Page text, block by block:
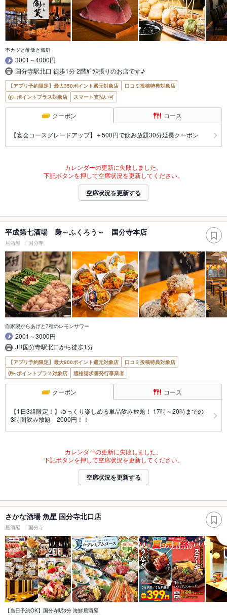
串カツと酢飯と海鮮
3001～4000円
国分寺駅北口 徒歩1分 2階ｶﾞﾗｽ張りのお店です♪
【アプリ予約限定】最大350ポイント還元対象店
口コミ投稿特典対象店
ポイントプラス対象店
スマート支払い可
クーポン コース
【宴会コースグレードアップ】＋500円で飲み放題30分延長クーポン
カレンダーの更新に失敗しました。
下記ボタンを押して空席状況を更新してください。
空席状況を更新する
平成第七酒場 梟～ふくろう～ 国分寺本店
居酒屋 国分寺
自家製からあげと7種のレモンサワー
2001～3000円
JR国分寺駅北口から徒歩1分
【アプリ予約限定】最大800ポイント還元対象店
口コミ投稿特典対象店
ポイントプラス対象店
適格請求書発行事業者
クーポン コース
【1日3組限定！】ゆっくり楽しめる単品飲み放題！ 17時～20時までの
3時間飲み放題 2000円！！
カレンダーの更新に失敗しました。
下記ボタンを押して空席状況を更新してください。
空席状況を更新する
さかな酒場 魚星 国分寺北口店
居酒屋 国分寺
【当日予約OK】国分寺駅3分 海鮮居酒屋